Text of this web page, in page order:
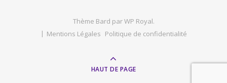
Thème Bard parWP Royal.
Mentions Légales Politique de confidentialité
HAUT DE PAGE